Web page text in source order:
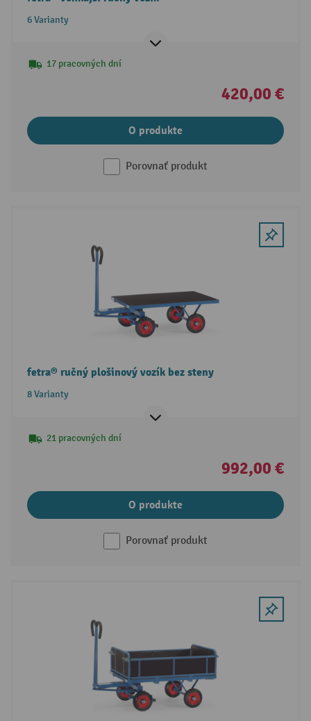
6 Varianty
17 pracovných dní
420,00 €
O produkte
Porovnať produkt
fetra® ručný plošinový vozík bez steny
8 Varianty
21 pracovných dní
992,00 €
O produkte
Porovnať produkt